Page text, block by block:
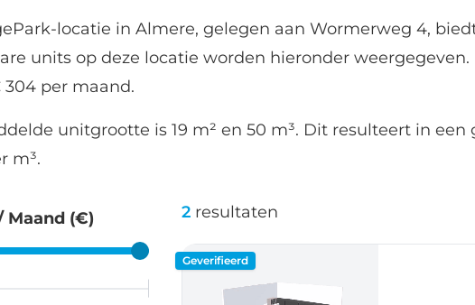
locatie in Almere, gelegen aan Wormerweg 4,
units op deze locatie worden hieronder
per maand.
unitgrootte is 19 m² en 50 m³. Dit resulteert in
m³.
2 resultaten
Geverifieerd
Maand (€)